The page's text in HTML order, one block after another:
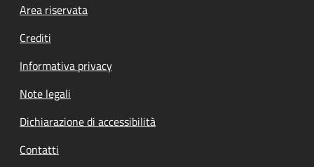
Footer menu
Area riservata
Crediti
Informativa privacy
Note legali
Dichiarazione di accessibilità
Contatti